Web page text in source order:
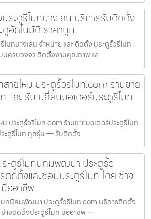
ระตูรีโมทบางเลน บริการรับติดตั้ง
ตูอัตโนมัติ ราคาถูก
มทบางเลน จำหน่าย และ ติดตั้ง ประตูรั้วรีโมท
บครบวงจร ติดตั้งงานคุณภาพ แล
ายไหม ประตูรั้วรีโมท.com ร้านขาย
และ รับเปลี่ยนมอเตอร์ประตูรีโมท
ประตูรั้วรีโมท.com ร้านขายมอเตอร์ประตูรีโมท
ระตูรีโมท ทุกรุ่น — รับติดตั้ง
ะตูรีโมทนิคมพัฒนา ประตูรั้ว
ดตั้งและซ่อมประตูรีโมท โดย ช่าง
ออาชีพ
มทนิคมพัฒนา ประตูรั้วรีโมท.com บริการติดตั้ง
ช่างติดตั้งประตูรีโมท มืออาชีพ —